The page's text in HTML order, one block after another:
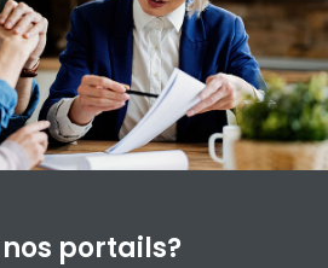
nos portails?